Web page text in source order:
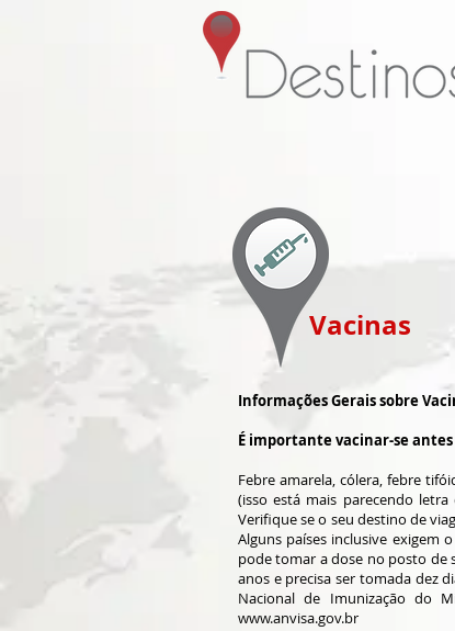
Vacinas
Informações Gerais sobre
É importante vacinar-se
Febre amarela, cólera, febre
(isso está mais parecendo
Verifique se o seu destino de
Alguns países inclusive exigem
pode tomar a dose no posto de
anos e precisa ser tomada dez
Nacional de Imunização do
www.anvisa.gov.br